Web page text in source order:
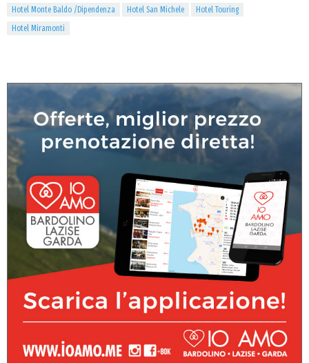
Hotel Monte Baldo /Dipendenza
Hotel San Michele
Hotel Touring
Hotel Miramonti